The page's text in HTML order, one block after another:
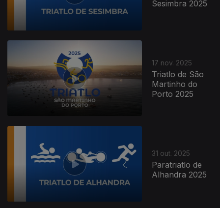
Sesimbra 2025
17 nov. 2025
Triatlo de São
Martinho do
Porto 2025
31 out. 2025
Paratriatlo de
Alhandra 2025